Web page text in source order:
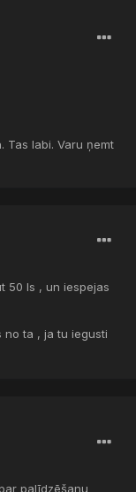
Tas labi. Varu ņemt
50 ls , un iespejas
no ta , ja tu iegusti
palīdzēšanu